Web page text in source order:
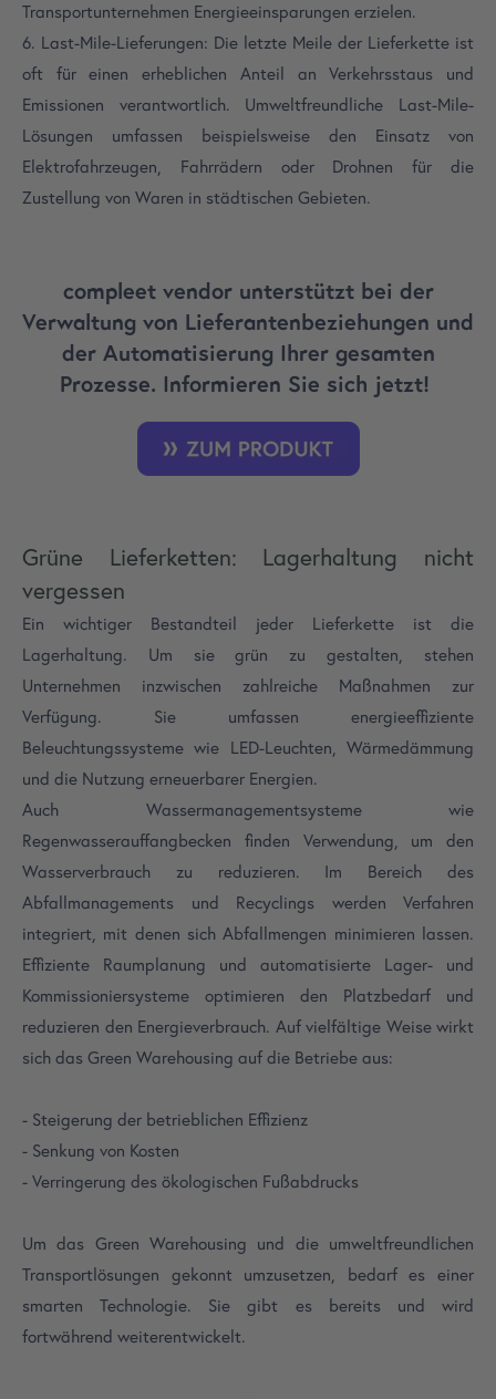
Transportunternehmen Energieeinsparungen erzielen.
6. Last-Mile-Lieferungen: Die letzte Meile der Lieferkette ist
oft für einen erheblichen Anteil an Verkehrsstaus und
Emissionen verantwortlich. Umweltfreundliche Last-Mile-
Lösungen umfassen beispielsweise den Einsatz von
Elektrofahrzeugen, Fahrrädern oder Drohnen für die
Zustellung von Waren in städtischen Gebieten.
compleet vendor unterstützt bei der
Verwaltung von Lieferantenbeziehungen und
der Automatisierung Ihrer gesamten
Prozesse. Informieren Sie sich jetzt!
Grüne Lieferketten: Lagerhaltung nicht
vergessen
Ein wichtiger Bestandteil jeder Lieferkette ist die
Lagerhaltung. Um sie grün zu gestalten, stehen
Unternehmen inzwischen zahlreiche Maßnahmen zur
Verfügung. Sie umfassen energieeffiziente
Beleuchtungssysteme wie LED-Leuchten, Wärmedämmung
und die Nutzung erneuerbarer Energien.
Auch Wassermanagementsysteme wie
Regenwasserauffangbecken finden Verwendung, um den
Wasserverbrauch zu reduzieren. Im Bereich des
Abfallmanagements und Recyclings werden Verfahren
integriert, mit denen sich Abfallmengen minimieren lassen.
Effiziente Raumplanung und automatisierte Lager- und
Kommissioniersysteme optimieren den Platzbedarf und
reduzieren den Energieverbrauch. Auf vielfältige Weise wirkt
sich das Green Warehousing auf die Betriebe aus:
- Steigerung der betrieblichen Effizienz
- Senkung von Kosten
- Verringerung des ökologischen Fußabdrucks
Um das Green Warehousing und die umweltfreundlichen
Transportlösungen gekonnt umzusetzen, bedarf es einer
smarten Technologie. Sie gibt es bereits und wird
fortwährend weiterentwickelt.